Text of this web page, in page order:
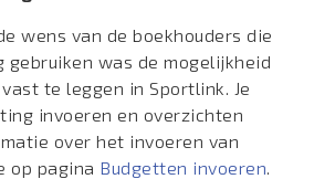
wens van de boekhouders die
gebruiken was de mogelijkheid
te leggen in Sportlink. Je
invoeren en overzichten
over het invoeren van
op pagina Budgetten invoeren.